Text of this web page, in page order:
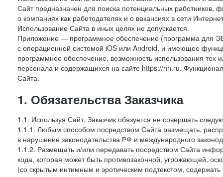
Сайт предназначен для поиска потенциальных
о компаниях как работодателях и о вакансиях в сети
Использование Сайта в иных целях не допускается.
Приложение — программное обеспечение (программа для
с операционной системой iOS или Android, и имеющее
программное обеспечение, возможность использования
персонала и содержащихся на сайте https://hh.ru.
Сайта.
1. Обязательства Заказчика
1.1. Используя Сайт, Заказчик обязуется не совершать
1.1.1. Любым способом посредством Сайта размещать,
в нарушение законодательства РФ и международного
1.1.2. Размещать и/или передавать посредством Сайта
кода, которая может быть противозаконной, угрожающей,
(со скрытым интимным и эротическим подтекстом,